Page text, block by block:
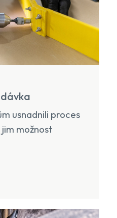
usnadnili proces
možnost